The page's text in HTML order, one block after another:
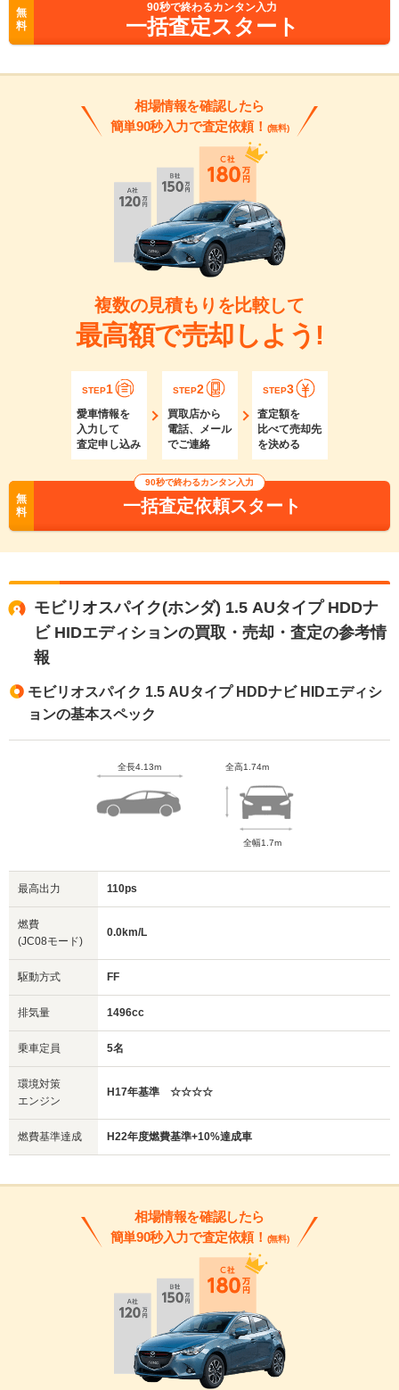
無
料
90秒で終わるカンタン入力
一括査定スタート
相場情報を確認したら
簡単90秒入力で査定依頼！ (無料)
複数の見積もりを比較して
最高額で売却しよう!
STEP1
愛車情報を
入力して
査定申し込み
STEP2
買取店から
電話、メール
でご連絡
STEP3
査定額を
比べて売却先
を決める
無
料
90秒で終わるカンタン入力
一括査定依頼スタート
モビリオスパイク(ホンダ) 1.5 AUタイプ HDDナ
ビ HIDエディションの買取・売却・査定の参考情
報
モビリオスパイク 1.5 AUタイプ HDDナビ HIDエディシ
ョンの基本スペック
全長4.13m 全高1.74m
全幅1.7m
最高出力 110ps
燃費
(JC08モード)
0.0km/L
駆動方式 FF
排気量 1496cc
乗車定員 5名
環境対策
エンジン
H17年基準 ☆☆☆☆
燃費基準達成 H22年度燃費基準+10%達成車
相場情報を確認したら
簡単90秒入力で査定依頼！ (無料)